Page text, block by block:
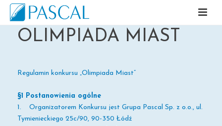
OLIMPIADA MIAST
Regulamin konkursu „Olimpiada Miast”
§1 Postanowienia ogólne
1. Organizatorem Konkursu jest Grupa Pascal Sp. z o.o., ul.
Tymienieckiego 25c/90, 90-350 Łódź